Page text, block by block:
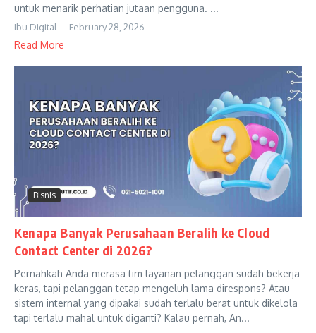
untuk menarik perhatian jutaan pengguna. ...
Ibu Digital February 28, 2026
Read More
Bisnis
Kenapa Banyak Perusahaan Beralih ke Cloud
Contact Center di 2026?
Pernahkah Anda merasa tim layanan pelanggan sudah bekerja
keras, tapi pelanggan tetap mengeluh lama direspons? Atau
sistem internal yang dipakai sudah terlalu berat untuk dikelola
tapi terlalu mahal untuk diganti? Kalau pernah, An...